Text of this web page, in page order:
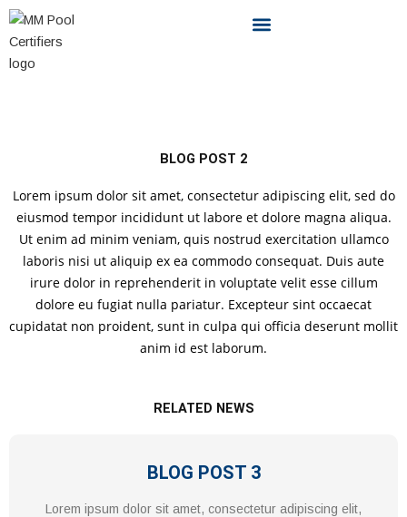
Skip
BLOG POST 2
Lorem ipsum dolor sit amet, consectetur adipiscing elit, sed do
eiusmod tempor incididunt ut labore et dolore magna aliqua.
Ut enim ad minim veniam, quis nostrud exercitation ullamco
laboris nisi ut aliquip ex ea commodo consequat. Duis aute
irure dolor in reprehenderit in voluptate velit esse cillum
dolore eu fugiat nulla pariatur. Excepteur sint occaecat
cupidatat non proident, sunt in culpa qui officia deserunt mollit
anim id est laborum.
RELATED NEWS
BLOG POST 3
Lorem ipsum dolor sit amet, consectetur adipiscing elit,